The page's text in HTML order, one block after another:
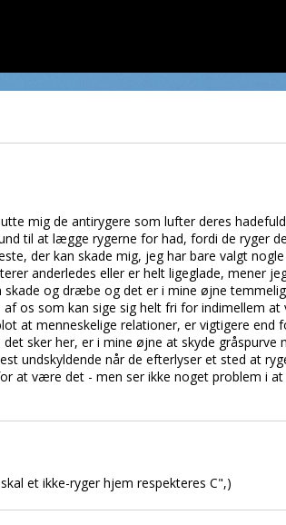
mig de antirygere som lufter deres
til at lægge rygerne for had, fordi de ryger
der kan skade mig, jeg har bare valgt
anderledes eller er helt ligeglade, mener
og dræbe og det er i mine øjne
os som kan sige sig helt fri for indimellem
at menneskelige relationer, er vigtigere end
sker her, er i mine øjne at skyde gråspurve
undskyldende når de efterlyser et sted at
at være det - men ser ikke noget problem i
et ikke-ryger hjem respekteres C",)